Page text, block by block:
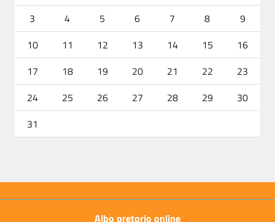
3
4 5 6 7 8
9
10
11 12 13 14 15
16
17
18 19 20 21 22
23
24
25 26 27 28 29
30
31
Albo pretorio online